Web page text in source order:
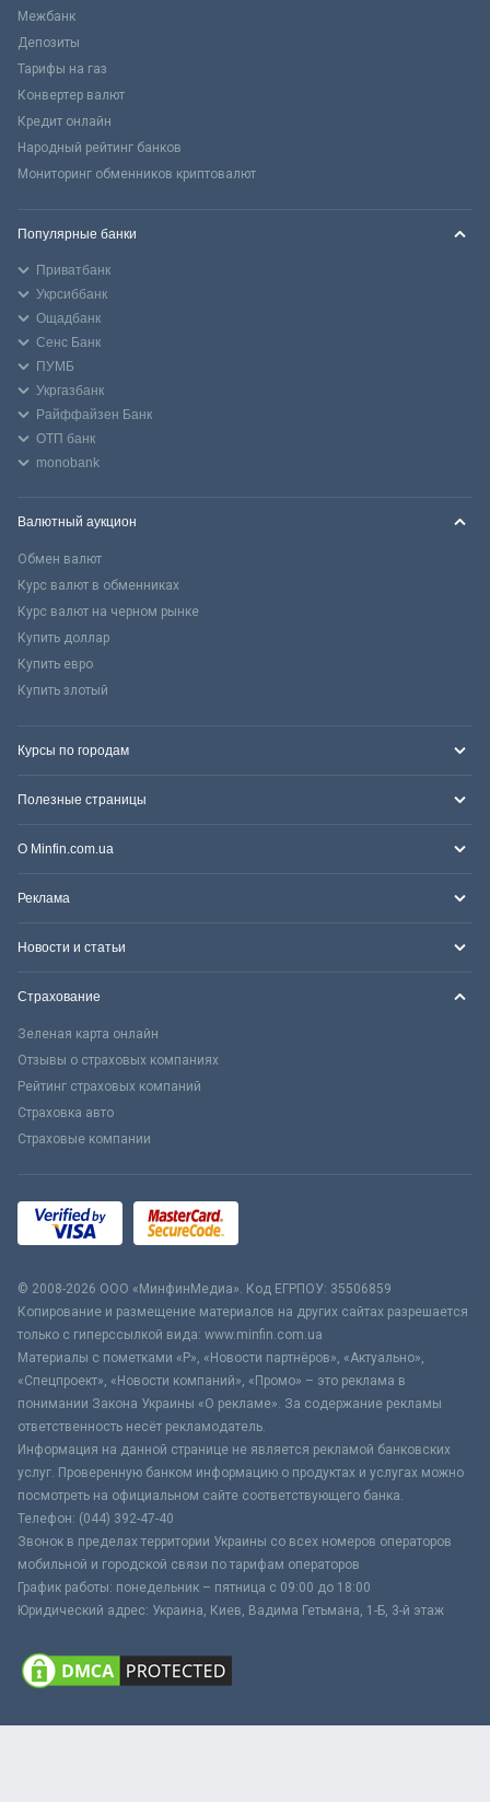
Межбанк
Депозиты
Тарифы на газ
Конвертер валют
Кредит онлайн
Народный рейтинг банков
Мониторинг обменников криптовалют
Популярные банки
Приватбанк
Укрсиббанк
Ощадбанк
Сенс Банк
ПУМБ
Укргазбанк
Райффайзен Банк
ОТП банк
monobank
Валютный аукцион
Обмен валют
Курс валют в обменниках
Курс валют на черном рынке
Купить доллар
Купить евро
Купить злотый
Курсы по городам
Полезные страницы
О Minfin.com.ua
Реклама
Новости и статьи
Страхование
Зеленая карта онлайн
Отзывы о страховых компаниях
Рейтинг страховых компаний
Страховка авто
Страховые компании
© 2008-2026 ООО «МинфинМедиа». Код ЕГРПОУ: 35506859
Копирование и размещение материалов на других сайтах разрешается
только с гиперссылкой вида: www.minfin.com.ua
Материалы с пометками «Р», «Новости партнёров», «Актуально»,
«Спецпроект», «Новости компаний», «Промо» – это реклама в
понимании Закона Украины «О рекламе». За содержание рекламы
ответственность несёт рекламодатель.
Информация на данной странице не является рекламой банковских
услуг. Проверенную банком информацию о продуктах и услугах можно
посмотреть на официальном сайте соответствующего банка.
Телефон: (044) 392-47-40
Звонок в пределах территории Украины со всех номеров операторов
мобильной и городской связи по тарифам операторов
График работы: понедельник – пятница с 09:00 до 18:00
Юридический адрес: Украина, Киев, Вадима Гетьмана, 1-Б, 3-й этаж